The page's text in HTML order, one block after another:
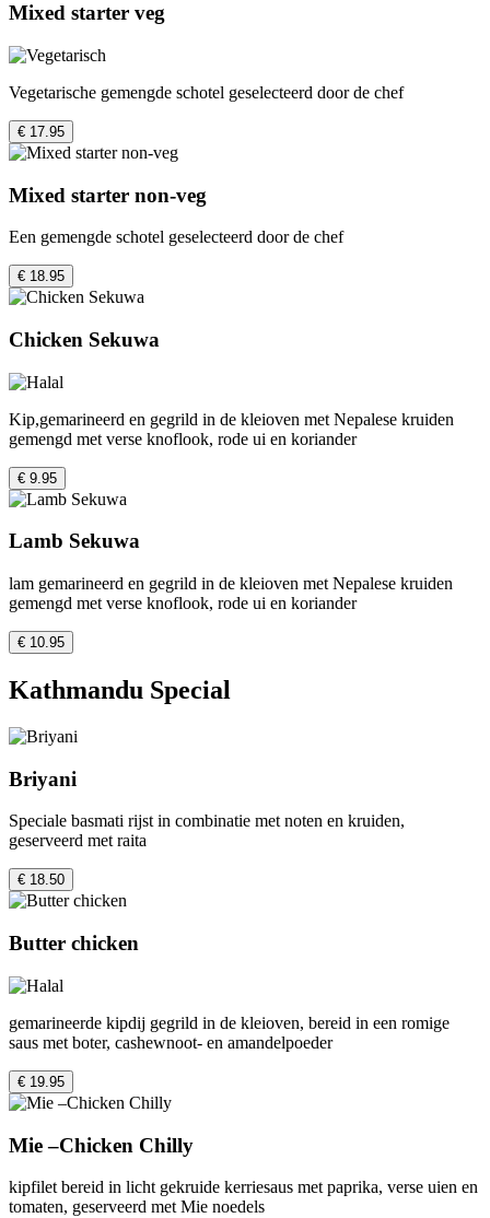
Mixed starter veg
Vegetarische gemengde schotel geselecteerd door de chef
€ 17.95
Mixed starter non-veg
Een gemengde schotel geselecteerd door de chef
€ 18.95
Chicken Sekuwa
Kip,gemarineerd en gegrild in de kleioven met Nepalese kruiden
gemengd met verse knoflook, rode ui en koriander
€ 9.95
Lamb Sekuwa
lam gemarineerd en gegrild in de kleioven met Nepalese kruiden
gemengd met verse knoflook, rode ui en koriander
€ 10.95
Kathmandu Special
Briyani
Speciale basmati rijst in combinatie met noten en kruiden,
geserveerd met raita
€ 18.50
Butter chicken
gemarineerde kipdij gegrild in de kleioven, bereid in een romige
saus met boter, cashewnoot- en amandelpoeder
€ 19.95
Mie –Chicken Chilly
kipfilet bereid in licht gekruide kerriesaus met paprika, verse uien en
tomaten, geserveerd met Mie noedels